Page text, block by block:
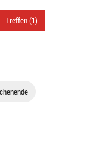
Treffen (1)